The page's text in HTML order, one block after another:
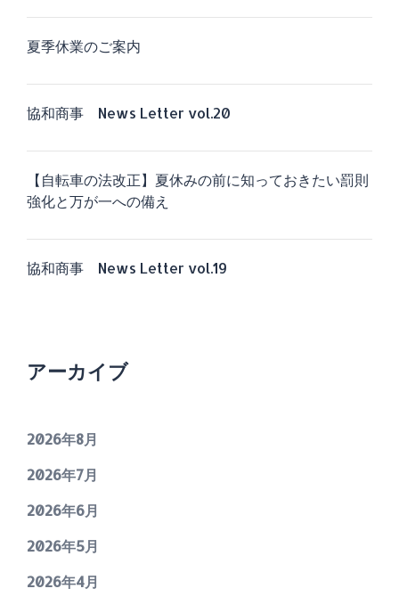
夏季休業のご案内
協和商事 News Letter vol.20
【自転車の法改正】夏休みの前に知っておきたい罰則
強化と万が一への備え
協和商事 News Letter vol.19
アーカイブ
2026年8月
2026年7月
2026年6月
2026年5月
2026年4月